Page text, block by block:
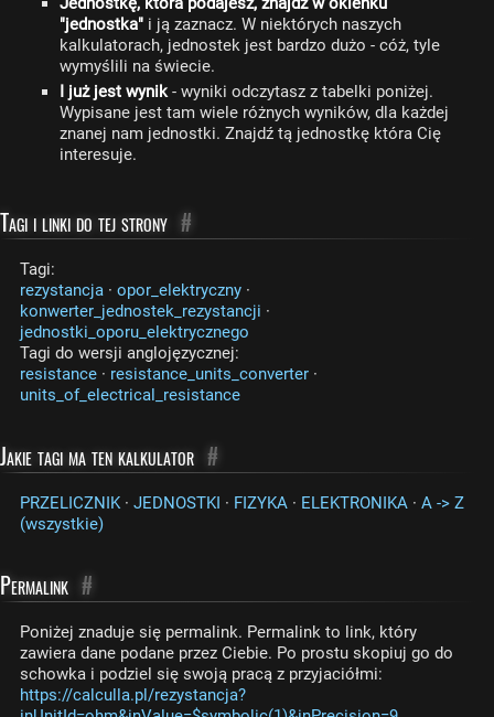
"jednostka" i ją zaznacz. W niektórych naszych
kalkulatorach, jednostek jest bardzo dużo - cóż, tyle
wymyślili na świecie.
I już jest wynik- wyniki odczytasz z tabelki poniżej.
Wypisane jest tam wiele różnych wyników, dla każdej
znanej nam jednostki. Znajdź tą jednostkę która Cię
interesuje.
Tagi i linki do tej strony #
Tagi:
rezystancja · opor_elektryczny ·
konwerter_jednostek_rezystancji ·
jednostki_oporu_elektrycznego
Tagi do wersji anglojęzycznej:
resistance · resistance_units_converter ·
units_of_electrical_resistance
Jakie tagi ma ten kalkulator #
PRZELICZNIK· JEDNOSTKI · FIZYKA · ELEKTRONIKA · A -> Z
(wszystkie)
Permalink #
Poniżej znaduje się permalink. Permalink to link, który
zawiera dane podane przez Ciebie. Po prostu skopiuj go do
schowka i podziel się swoją pracą z przyjaciółmi:
https://calculla.pl/rezystancja?